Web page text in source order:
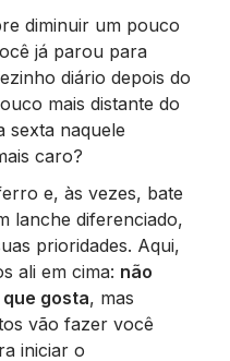
diminuir um pouco
já parou para
diário depois do
mais distante do
sexta naquele
caro?
e, às vezes, bate
lanche diferenciado,
prioridades. Aqui,
ali em cima: não
gosta, mas
vão fazer você
iniciar o